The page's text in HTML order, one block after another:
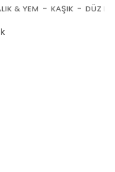
& YEM KAŞIK DÜZ